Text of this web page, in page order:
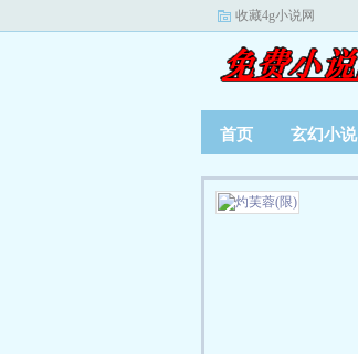
收藏4g小说网
首页 玄幻小说